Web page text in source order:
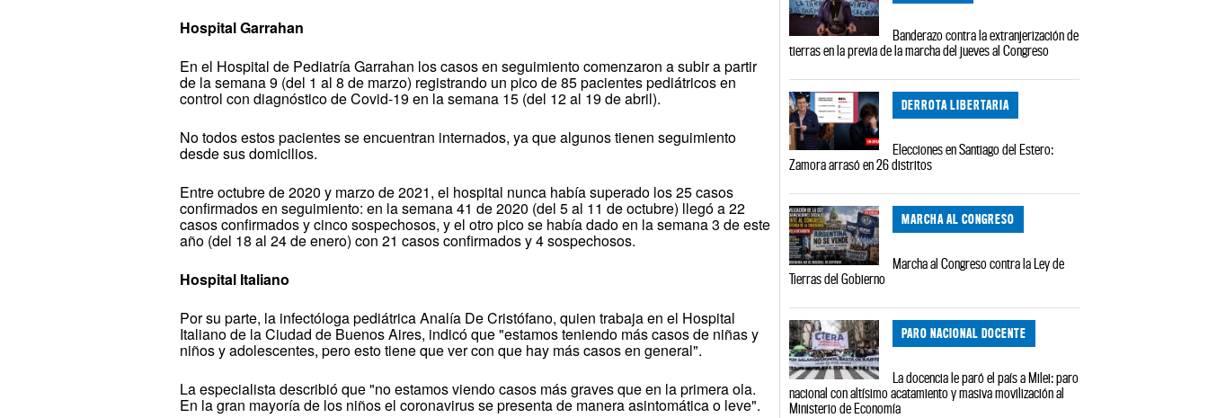
Hospital Garrahan
En el Hospital de Pediatría Garrahan los casos en seguimiento comenzaron a subir a partir
de la semana 9 (del 1 al 8 de marzo) registrando un pico de 85 pacientes pediátricos en
control con diagnóstico de Covid-19 en la semana 15 (del 12 al 19 de abril).
No todos estos pacientes se encuentran internados, ya que algunos tienen seguimiento
desde sus domicilios.
Entre octubre de 2020 y marzo de 2021, el hospital nunca había superado los 25 casos
confirmados en seguimiento: en la semana 41 de 2020 (del 5 al 11 de octubre) llegó a 22
casos confirmados y cinco sospechosos, y el otro pico se había dado en la semana 3 de este
año (del 18 al 24 de enero) con 21 casos confirmados y 4 sospechosos.
Hospital Italiano
Por su parte, la infectóloga pediátrica Analía De Cristófano, quien trabaja en el Hospital
Italiano de la Ciudad de Buenos Aires, indicó que "estamos teniendo más casos de niñas y
niños y adolescentes, pero esto tiene que ver con que hay más casos en general".
La especialista describió que "no estamos viendo casos más graves que en la primera ola.
En la gran mayoría de los niños el coronavirus se presenta de manera asintomática o leve".
Banderazo contra la extranjerización de
tierras en la previa de la marcha del jueves al Congreso
DERROTA LIBERTARIA
Elecciones en Santiago del Estero:
Zamora arrasó en 26 distritos
MARCHA AL CONGRESO
Marcha al Congreso contra la Ley de
Tierras del Gobierno
PARO NACIONAL DOCENTE
La docencia le paró el país a Milei: paro
nacional con altísimo acatamiento y masiva movilización al
Ministerio de Economía